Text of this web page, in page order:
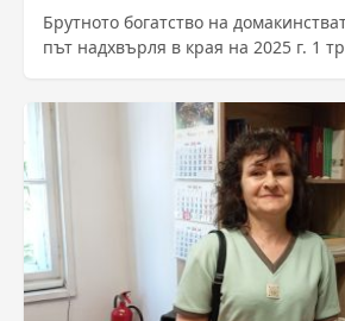
Брутното богатство на
път надхвърля в края на 2025 г. 1